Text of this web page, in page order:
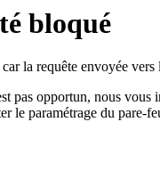
bloqué
la requête envoyée vers
pas opportun, nous vous
le paramétrage du pare-